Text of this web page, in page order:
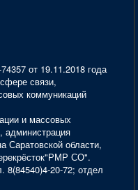
от 19.11.2018 года
связи,
коммуникаций
и массовых
администрация
Саратовской области,
СО".
8(84540)4-20-72; отдел